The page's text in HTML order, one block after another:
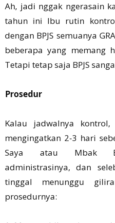
Ah, jadi nggak ngerasain
tahun ini Ibu rutin
dengan BPJS semuanya
beberapa yang memang
Tetapi tetap saja BPJS
Prosedur
Kalau jadwalnya
mengingatkan 2-3 hari
Saya atau Mbak
administrasinya, dan
tinggal menunggu
prosedurnya: